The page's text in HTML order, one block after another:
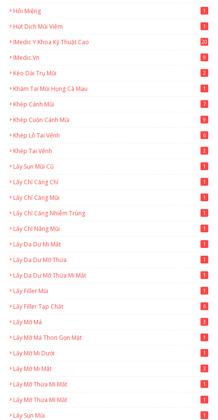
Hôi Miệng 1
Hút Dịch Mũi Viêm 1
IMedic Y Khoa Kỹ Thuật Cao
20
IMedic.vn 9
Kéo Dài Trụ Mũi 2
Khám Tai Mũi Họng Cà Mau 1
Khép Cánh Mũi 7
Khép Cuộn Cánh Mũi 9
Khép Lỗ Tai Vểnh 6
Khép Tai Vểnh 2
Lấy Sụn Mũi Cũ 1
Lấy Chỉ Căng Chỉ 1
Lấy Chỉ Căng Mũi 1
Lấy Chỉ Căng Nhiễm Trùng 1
Lấy Chỉ Nâng Mũi 1
Lấy Da Dư Mi Mắt 1
Lấy Da Dư Mỡ Thừa 1
Lấy Da Dư Mỡ Thừa Mi Mắt 1
Lấy Filler Mũi 1
Lấy Filler Tạp Chất 6
Lấy Mỡ Má 3
Lấy Mỡ Má Thon Gọn Mặt 1
Lấy Mỡ Mi Dưới 1
Lấy Mỡ Mi Mắt 3
Lấy Mỡ Thừa Mi Mắt 1
Lấy Mỡ Thừa Mí Mắt 1
Lấy Sụn Mũi 1